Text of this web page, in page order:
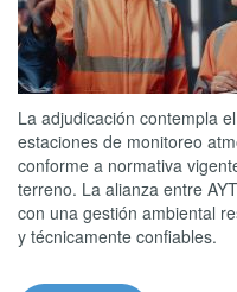
La adjudicación contempla
estaciones de monitoreo
conforme a normativa
terreno. La alianza entre
con una gestión ambiental
y técnicamente confiables.